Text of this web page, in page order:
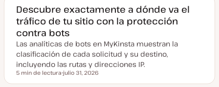
c
u
a
l
i
a
d
a
Descubre exactamente a dónde va el
tráfico de tu sitio con la protección
contra bots
Las analíticas de bots en MyKinsta muestran la
clasificación de cada solicitud y su destino,
incluyendo las rutas y direcciones IP.
Tiempo de lectura
5 min de lectura
e
julio 31, 2026